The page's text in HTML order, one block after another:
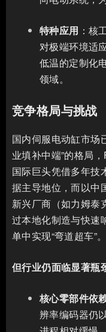
特种应用 ：核
对极端环境适
低温的定制化
领域。
竞争格局与挑战
国内伺服电动缸市场
业填补中端”的格局
国际巨头凭借多年技
据主导地位，而以中
新兴厂商（如力姆泰
过本地化制造与快速
单中实现“弯道超车”。
但行业仍面临显著瓶
核心零部件依
辨率编码器仍